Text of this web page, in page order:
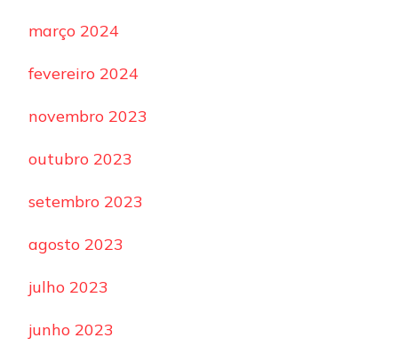
março 2024
fevereiro 2024
novembro 2023
outubro 2023
setembro 2023
agosto 2023
julho 2023
junho 2023